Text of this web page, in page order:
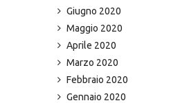
Giugno 2020
Maggio 2020
Aprile 2020
Marzo 2020
Febbraio 2020
Gennaio 2020